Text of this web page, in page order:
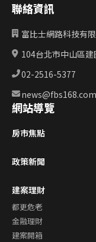
聯絡資訊
富比士網路科技有
104台北市中山區
02-2516-5377
news@fbs168.com
網站導覽
房市焦點
政策新聞
建案理財
都更危老
金融理財
建案開箱